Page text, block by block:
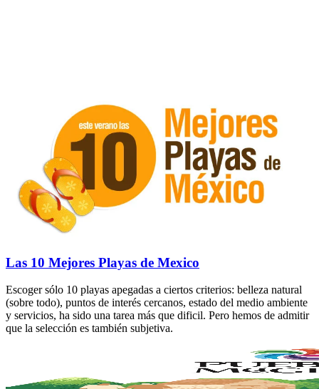
Las 10 Mejores Playas de Mexico
Escoger sólo 10 playas apegadas a ciertos criterios: belleza natural
(sobre todo), puntos de interés cercanos, estado del medio ambiente
y servicios, ha sido una tarea más que dificil. Pero hemos de admitir
que la selección es también subjetiva.